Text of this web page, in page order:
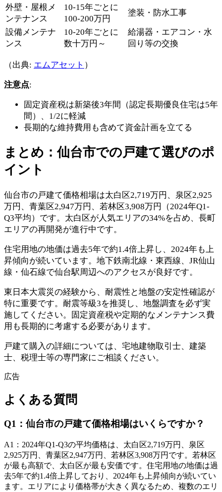
外壁・屋根メ
ンテナンス
10-15年ごとに
100-200万円
塗装・防水工事
設備メンテナ
ンス
10-20年ごとに
数十万円～
給湯器・エアコン・水
回り等の交換
（出典: エムアセット ）
注意点:
固定資産税は新築後3年間（認定長期優良住宅は5年
間）、1/2に軽減
長期的な維持費用も含めて資金計画を立てる
まとめ：仙台市での戸建て選びのポ
イント
仙台市の戸建て価格相場は太白区2,719万円、泉区2,925
万円、青葉区2,947万円、若林区3,908万円（2024年Q1-
Q3平均）です。太白区が人気エリアの34%を占め、長町
エリアの再開発が進行中です。
住宅用地の地価は過去5年で約1.4倍上昇し、2024年も上
昇傾向が続いています。地下鉄南北線・東西線、JR仙山
線・仙石線で仙台駅周辺へのアクセスが良好です。
東日本大震災の経験から、耐震性と地盤の安定性確認が
特に重要です。耐震等級3を推奨し、地盤調査を必ず実
施してください。固定資産税や定期的なメンテナンス費
用も長期的に考慮する必要があります。
戸建て購入の詳細については、宅地建物取引士、建築
士、税理士等の専門家にご相談ください。
広告
よくある質問
Q1 ： 仙台市の戸建て価格相場はいくらですか？
A1 ： 2024年Q1-Q3の平均価格は、太白区2,719万円、泉区
2,925万円、青葉区2,947万円、若林区3,908万円です。若林区
が最も高額で、太白区が最も安価です。住宅用地の地価は過
去5年で約1.4倍上昇しており、2024年も上昇傾向が続いてい
ます。エリアにより価格帯が大きく異なるため、複数のエリ